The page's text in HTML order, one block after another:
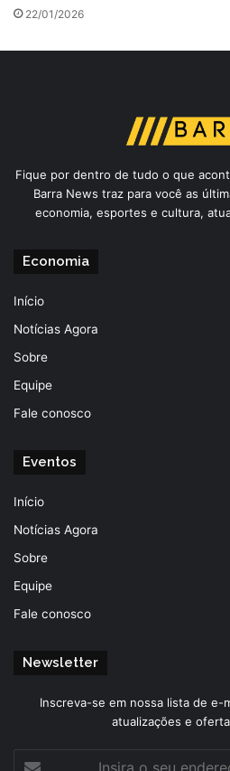
22/01/2026
Fique por dentro de tudo o que
Barra News traz para você as
economia, esportes e cultura,
Economia
Início
Notícias Agora
Sobre
Equipe
Fale conosco
Eventos
Início
Notícias Agora
Sobre
Equipe
Fale conosco
Newsletter
Inscreva-se em nossa lista de e-
atualizações e